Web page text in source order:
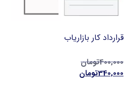
قرارداد کار بازاریاب
400,000تومان
340,000تومان